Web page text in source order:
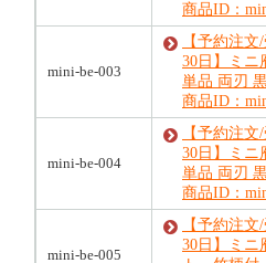
商品ID：
mini-be-003
【予約注
30日】ミニ
単品 両刃
商品ID：
mini-be-004
【予約注
30日】ミニ
単品 両刃
商品ID：
mini-be-005
【予約注
30日】ミニ